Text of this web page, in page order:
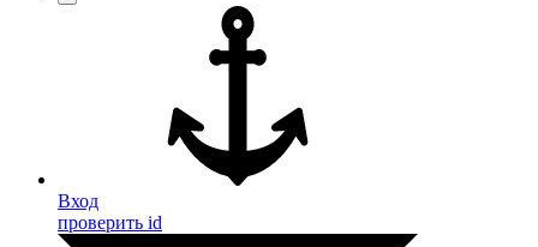
Вход
проверить id